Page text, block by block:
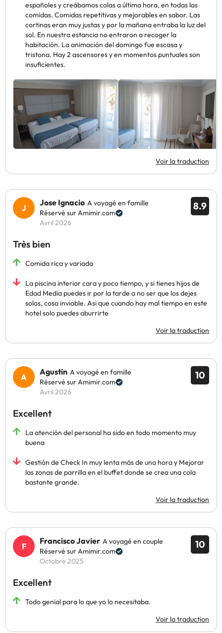
españoles y creábamos colas a última hora, en todas las
comidas. Comidas repetitivas y mejorables en sabor. Las
cortinas eran muy justas y por la mañana entraba la luz del
sol. En nuestra estancia no entraron a recoger la
habitación. La animación del domingo fue escasa y
tristona. Hay 2 ascensores y en momentos puntuales son
insuficientes.
Voir la traduction
8.9
Jose Ignacio A voyagé en famille
Réservé sur Amimir.com
Avril 2026
Très bien
Comida rica y variada
La piscina interior cara y poco tiempo, y si tienes hijos de
Edad Media puedes ir por la tarde a no ser que los dejes
solos, cosa inviable. Asi que cuando hay mal tiempo en este
hotel solo puedes aburrirte
Voir la traduction
10
Agustin A voyagé en famille
Réservé sur Amimir.com
Avril 2026
Excellent
La atención del personal ha sido en todo momento muy
buena
Gestión de Check In muy lenta más de una hora y Mejorar
las zonas de parrilla en el buffet donde se crea una cola
bastante grande.
Voir la traduction
10
Francisco Javier A voyagé en couple
Réservé sur Amimir.com
Octobre 2025
Excellent
Todo genial para lo que yo lo necesitaba.
Voir la traduction